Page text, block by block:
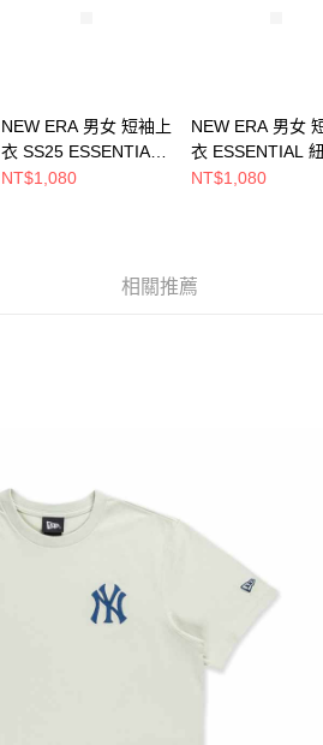
NEW ERA 男女 短袖上
衣 SS25 ESSENTIAL
紐約洋基
NT$1,080
NEW ERA 男女
衣 ESSENTIAL
基 NE12849115
NT$1,080
相關推薦